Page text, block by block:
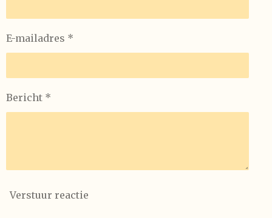
E-mailadres *
Bericht *
Verstuur reactie